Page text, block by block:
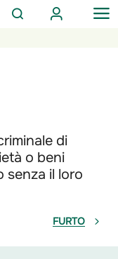
CERCA
AREA
CLIENTI
di
o beni
senza il loro
FURTO